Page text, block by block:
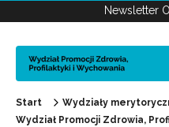
Newsletter
Start
Wydziały
Wydział Promocji Zdrowia,